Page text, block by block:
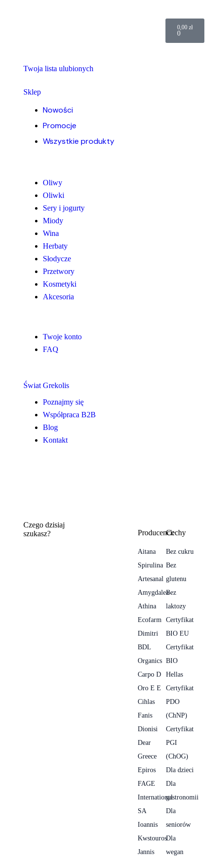
0,00 zł
0
Twoja lista ulubionych
Sklep
Nowości
Promocje
Wszystkie produkty
Oliwy
Oliwki
Sery i jogurty
Miody
Wina
Herbaty
Słodycze
Przetwory
Kosmetyki
Akcesoria
Twoje konto
FAQ
Świat Grekolis
Poznajmy się
Współpraca B2B
Blog
Kontakt
Czego dzisiaj
szukasz?
Producenci:
Aitana
Spirulina
Artesanal
Amygdalea
Athina
Ecofarm
Dimitri
BDL
Organics
Carpo D
Oro E E
Cihlas
Fanis
Dionisi
Dear
Greece
Epiros
FAGE
International
SA
Ioannis
Kwstouros
Jannis
Cechy
Bez cukru
Bez
glutenu
Bez
laktozy
Certyfikat
BIO EU
Certyfikat
BIO
Hellas
Certyfikat
PDO
(ChNP)
Certyfikat
PGI
(ChOG)
Dla dzieci
Dla
gastronomii
Dla
seniorów
Dla
wegan